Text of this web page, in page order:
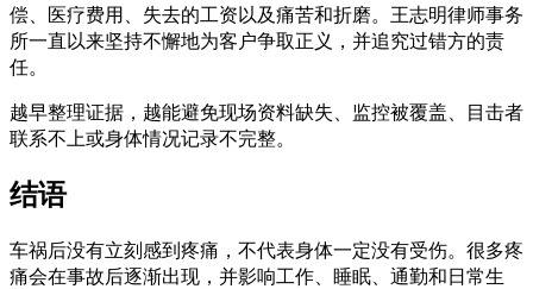
偿、医疗费用、失去的工资以及痛苦和折磨。王志明律师事务
所一直以来坚持不懈地为客户争取正义，并追究过错方的责
任。
越早整理证据，越能避免现场资料缺失、监控被覆盖、目击者
联系不上或身体情况记录不完整。
结语
车祸后没有立刻感到疼痛，不代表身体一定没有受伤。很多疼
痛会在事故后逐渐出现，并影响工作、睡眠、通勤和日常生